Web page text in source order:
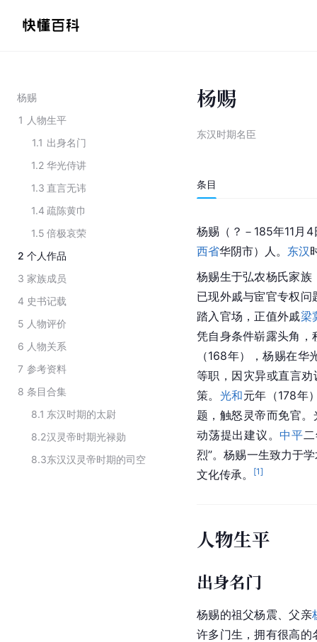
杨赐
1 人物生平
1.1 出身名门
1.2 华光侍讲
1.3 直言无讳
1.4 疏陈黄巾
1.5 倍极哀荣
2 个人作品
3 家族成员
4 史书记载
5 人物评价
6 人物关系
7 参考资料
8 条目合集
8.1 东汉时期的太尉
8.2汉灵帝时期光禄勋
8.3东汉汉灵帝时期的司空
杨赐
东汉时期名臣
条目
杨赐（？－185年11月
西省华阴市）人。 东汉
杨赐生于弘农杨氏家族
已现外戚与宦官专权
踏入官场，正值外戚梁
凭自身条件崭露头角
（168年），杨赐在华
等职，因灾异或直言
策。 光和元年（178年
题，触怒灵帝而免官
动荡提出建议。中平
烈”。杨赐一生致力于
文化传承。
[1]
人物生平
出身名门
杨赐的祖父杨震 、父亲
许多门生，拥有很高的